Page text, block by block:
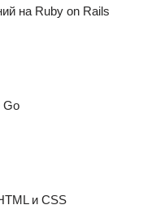
на Ruby on Rails
Go
и CSS